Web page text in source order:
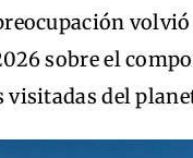
sobre el
visitadas del